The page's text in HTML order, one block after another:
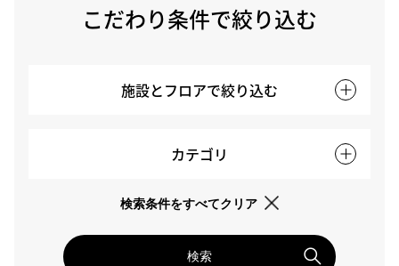
こだわり条件で絞り込む
施設とフロアで絞り込む
カテゴリ
検索条件をすべてクリア
検索